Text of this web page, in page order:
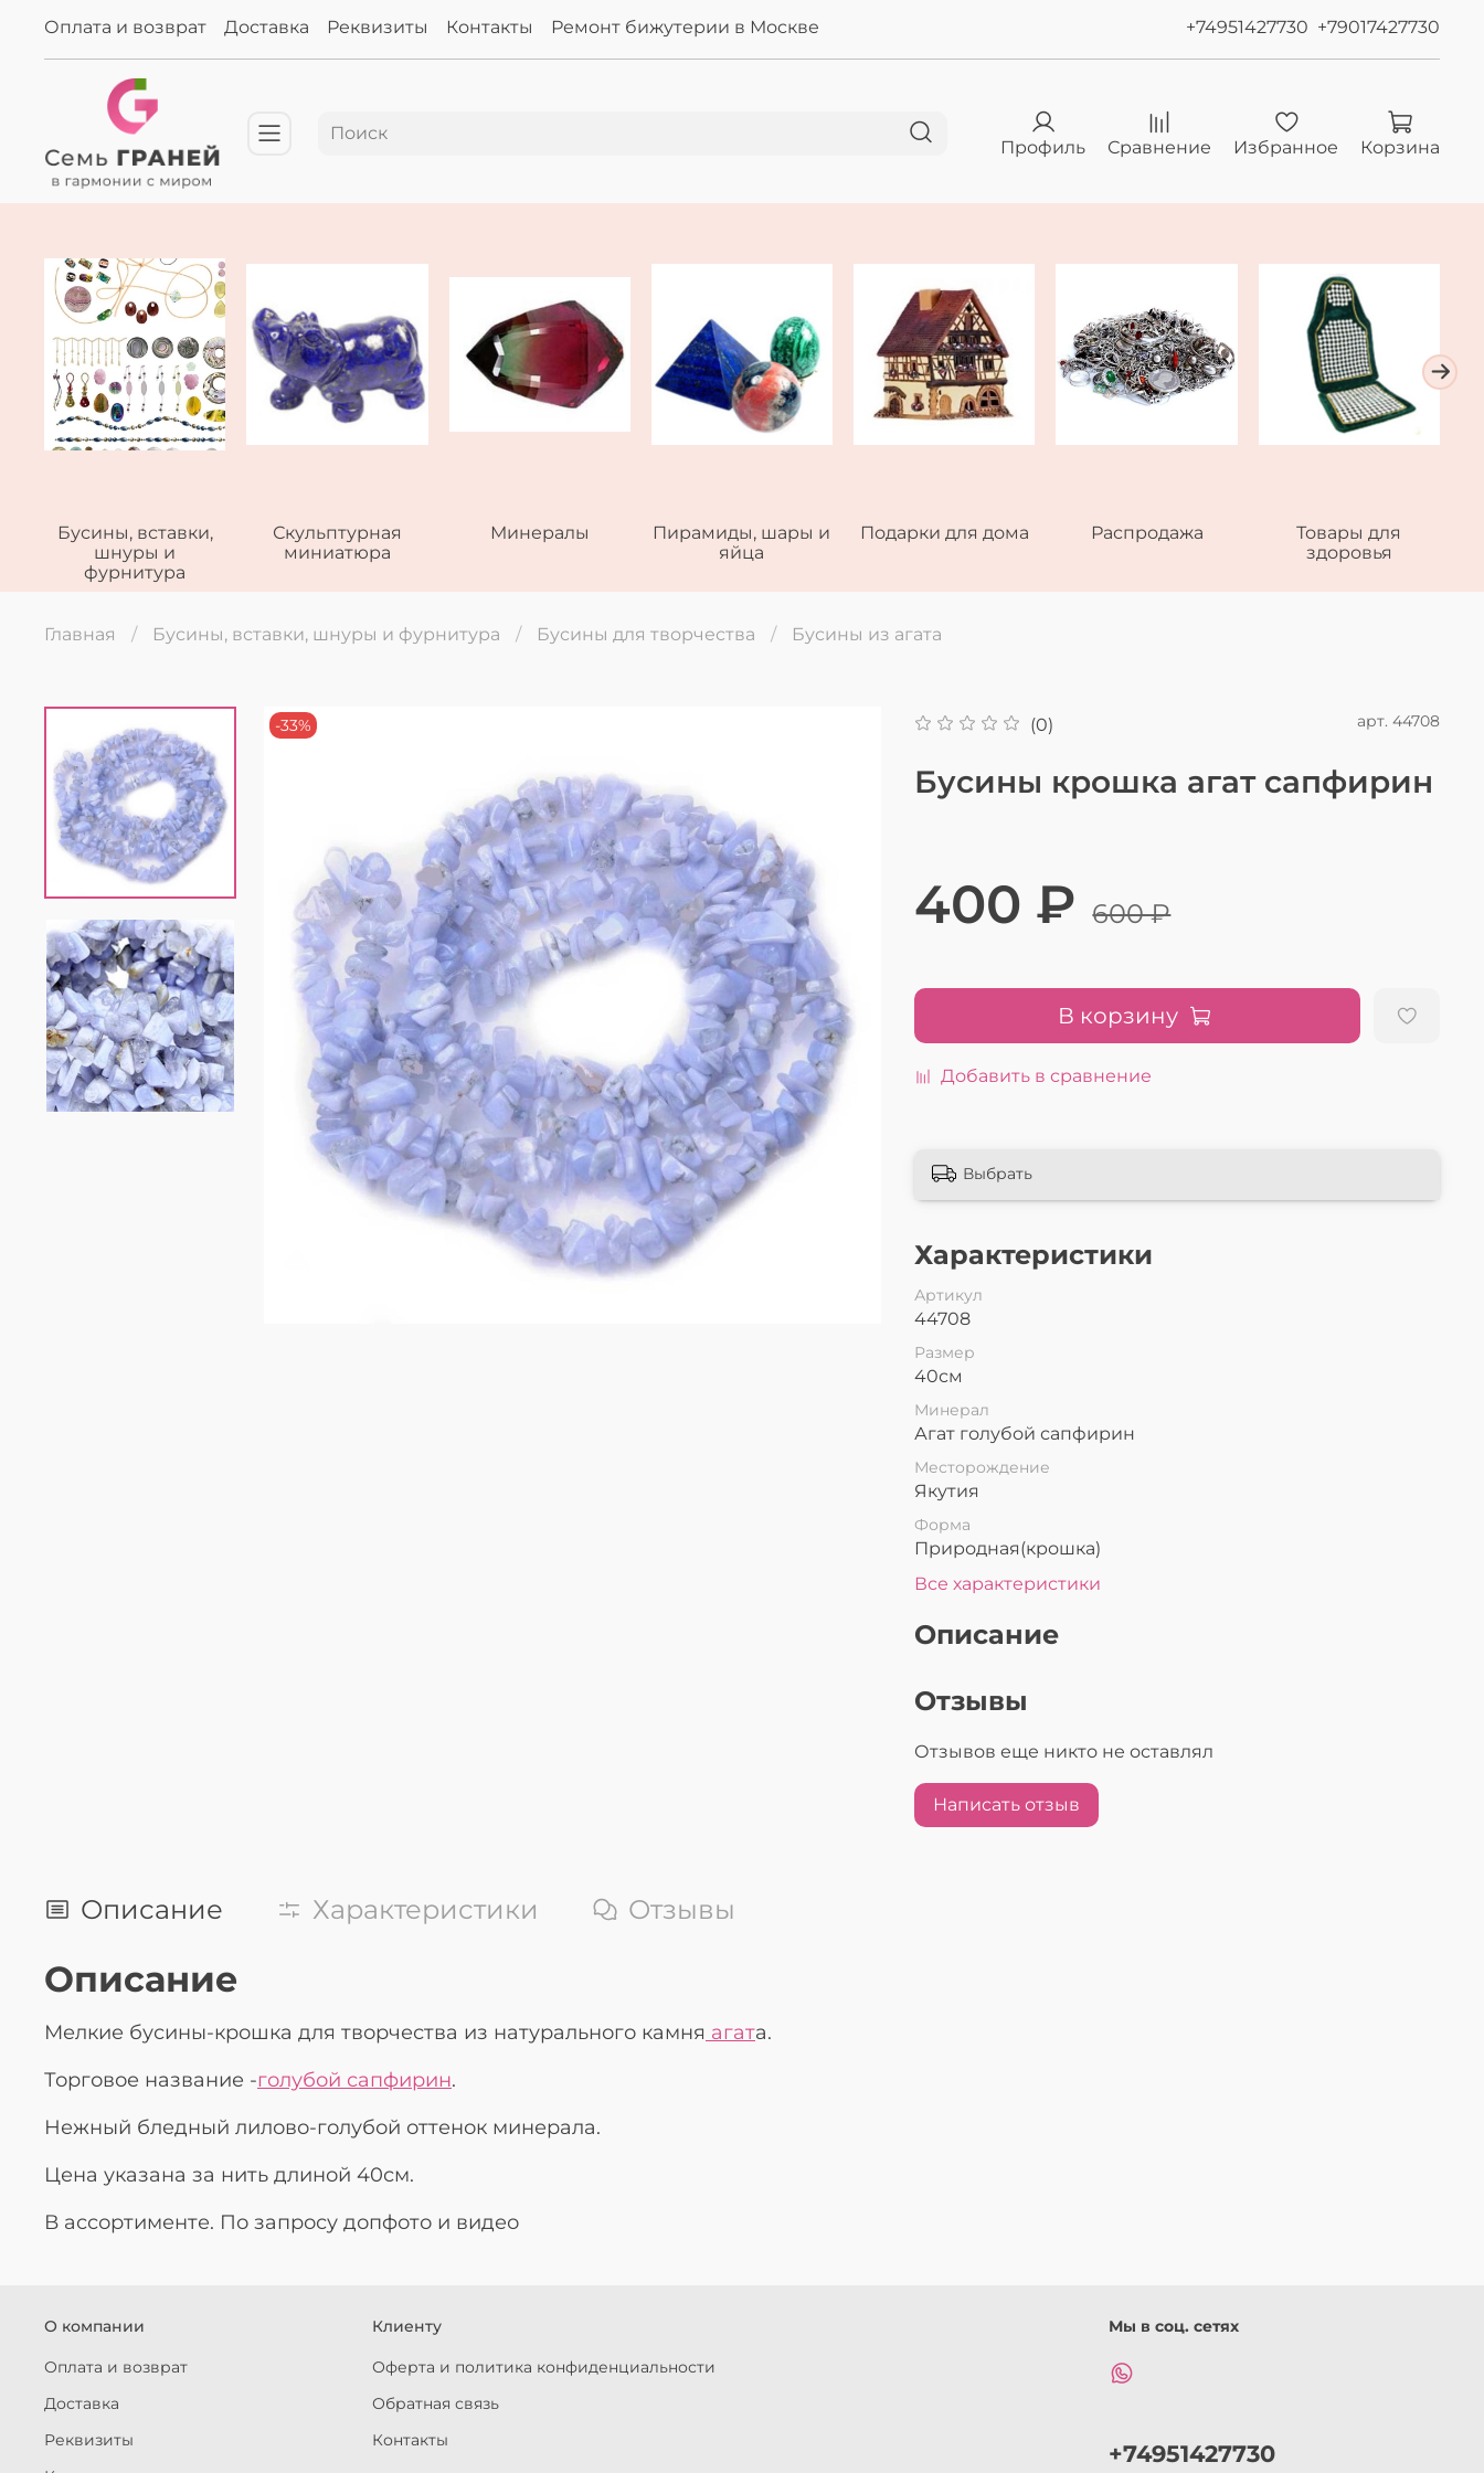
Оплата и возврат Доставка Реквизиты Контакты Ремонт бижутерии в Москве +74951427730 +79017427730
Профиль Сравнение Избранное Корзина
Бусины, вставки,
шнуры и
фурнитура
Скульптурная
миниатюра
Минералы
Пирамиды, шары и
яйца
Подарки для дома Распродажа
Товары для
здоровья
Главная Бусины, вставки, шнуры и фурнитура Бусины для творчества Бусины из агата
-33% (0) арт. 44708
Бусины крошка агат сапфирин
400 ₽ 600 ₽
В корзину
Добавить в сравнение
Выбрать
Характеристики
Артикул
44708
Размер
40см
Минерал
Агат голубой сапфирин
Месторождение
Якутия
Форма
Природная(крошка)
Все характеристики
Описание
Отзывы
Отзывов еще никто не оставлял
Написать отзыв
Описание Характеристики Отзывы
Описание
Мелкие бусины-крошка для творчества из натурального камня агата.
Торговое название -голубой сапфирин.
Нежный бледный лилово-голубой оттенок минерала.
Цена указана за нить длиной 40см.
В ассортименте. По запросу допфото и видео
О компании
Оплата и возврат
Доставка
Реквизиты
Клиенту
Оферта и политика конфиденциальности
Обратная связь
Контакты
Мы в соц. сетях
+74951427730